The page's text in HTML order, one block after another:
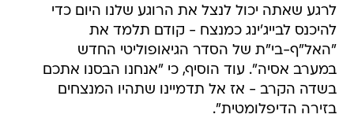
לרגע שאתה יכול לנצל את הרוגע שלנו היום כדי
להיכנס לבייג'ינג כמנצח - קודם תלמד את
"האל"ף-בי"ת של הסדר הגיאופוליטי החדש
במערב אסיה". עוד הוסיף, כי "אנחנו הבסנו אתכם
בשדה הקרב - אז אל תדמיינו שתהיו המנצחים
בזירה הדיפלומטית".